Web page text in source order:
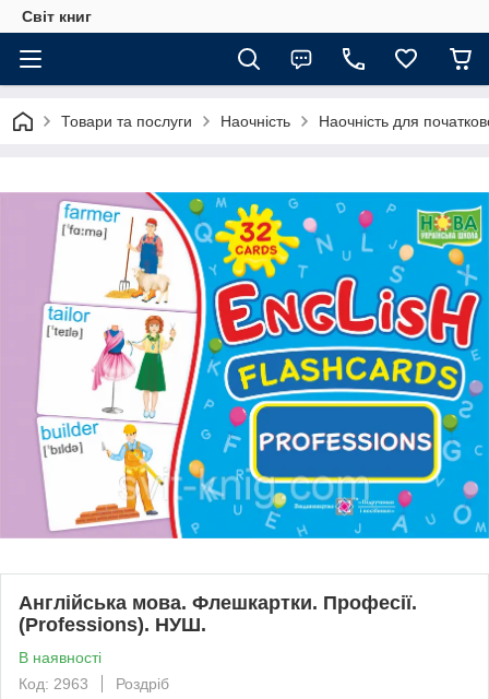
Світ книг
Товари та послуги Наочність Наочність для
Англійська мова. Флешкартки. Професії.
(Professions). НУШ.
В наявності
Код: 2963
Роздріб